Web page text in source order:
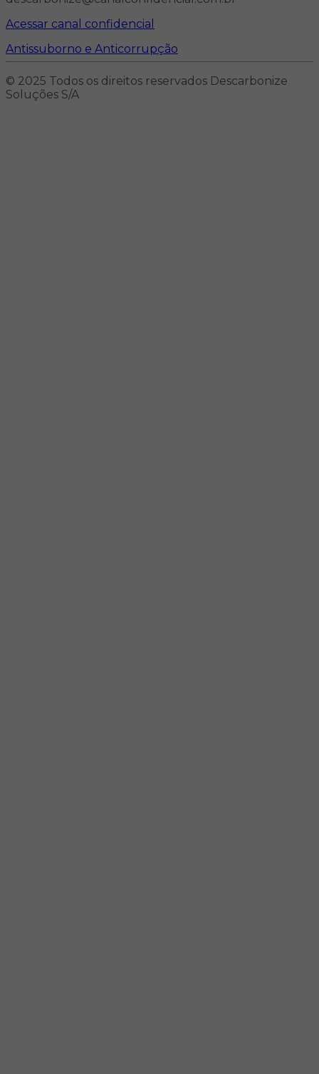
Acessar canal confidencial
Antissuborno e Anticorrupção
© 2025 Todos os direitos reservados Descarbonize
Soluções S/A